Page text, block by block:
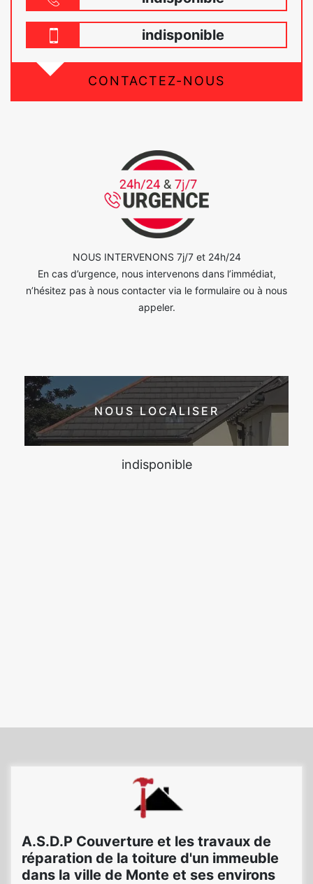
indisponible
CONTACTEZ-NOUS
NOUS INTERVENONS 7j/7 et 24h/24
En cas d’urgence, nous intervenons dans l’immédiat,
n’hésitez pas à nous contacter via le formulaire ou à nous
appeler.
NOUS LOCALISER
indisponible
A.S.D.P Couverture et les travaux de
réparation de la toiture d'un immeuble
dans la ville de Monte et ses environs